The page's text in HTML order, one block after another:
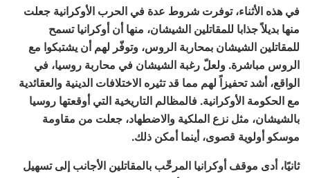
في هذه الأثناء، توفرت شروط عدة في الحرب الأوكرانية جعلت
منها بديلاً جذابا للمقاتلين الشيشان، منها أن أوكرانيا تسمح
للمقاتلين الشيشان بمحاربة الروس، وتوفّر لهم أن يشتبكوا مع
الروس مباشرة. ولعلّ رغبة الشيشان في محاربة روسيا، في
الواقع، أشد تحفيزاً لهم مما قد تثيره الاختلافات الدينية والعقائدية
مع الحكومة الأوكرانية. فالمظالم التاريخية التي أوقعتها روسيا
بالشيشان، مثل نزع الملكية والاضطهاد، جعلت من مقاومة
موسكو أولوية قصوى، أينما أمكن ذلك.
ثانيًا، أدى موقف أوكرانيا المرحِّب بالمقاتلين الأجانب إلى تسهيل